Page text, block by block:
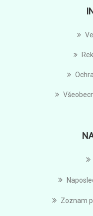
Zoznam